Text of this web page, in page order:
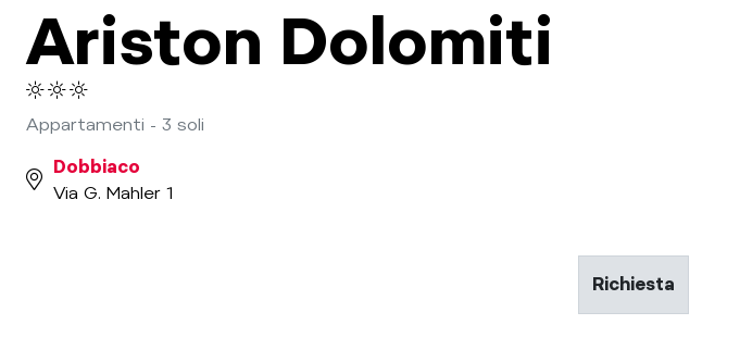
Ariston Dolomiti
Appartamenti - 3 soli
Dobbiaco
Via G. Mahler 1
Richiesta